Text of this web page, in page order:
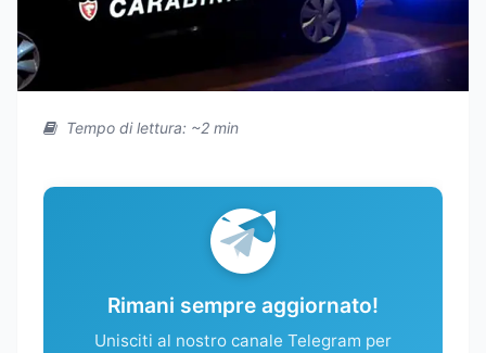
Tempo di lettura: ~2 min
Rimani sempre aggiornato!
Unisciti al nostro canale Telegram per